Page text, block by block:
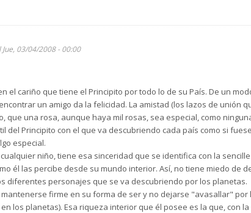
03/04/2008 - 00:00
el cariño que tiene el Principito por todo lo de su País. De un
un amigo da la felicidad. La amistad (los lazos de unión
que una rosa, aunque haya mil rosas, sea especial, como
del Principito con el que va descubriendo cada país como si
especial.
niño, tiene esa sinceridad que se identifica con la
él las percibe desde su mundo interior. Así, no tiene miedo de
diferentes personajes que se va descubriendo por los planetas.
firme en su forma de ser y no dejarse "avasallar"
los planetas). Esa riqueza interior que él posee es la que, con